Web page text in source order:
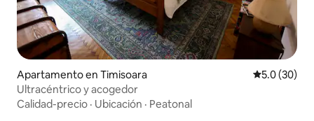
Apartamento en Timisoara Calificación
5.0 (30)
Ultracéntrico y acogedor
Calidad-precio · Ubicación · Peatonal